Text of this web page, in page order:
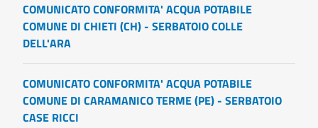
COMUNICATO CONFORMITA' ACQUA POTABILE
COMUNE DI CHIETI (CH) - SERBATOIO COLLE
DELL'ARA
COMUNICATO CONFORMITA' ACQUA POTABILE
COMUNE DI CARAMANICO TERME (PE) - SERBATOIO
CASE RICCI